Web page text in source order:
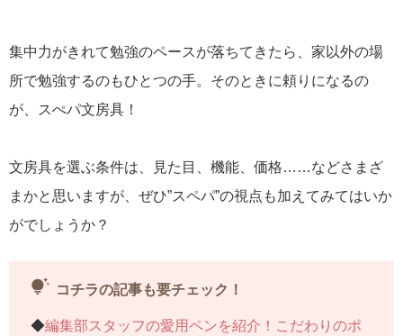
集中力がきれて勉強のペースが落ちてきたら、家以外の場
所で勉強するのもひとつの手。そのときに頼りになるの
が、スぺパ文房具！
文房具を選ぶ条件は、見た目、機能、価格……などさまざ
まかと思いますが、ぜひ”スペパ”の視点も加えてみてはいか
がでしょうか？
tips_and_updates コチラの記事も要チェック！
◆編集部スタッフの愛用ペンを紹介！こだわりのポ